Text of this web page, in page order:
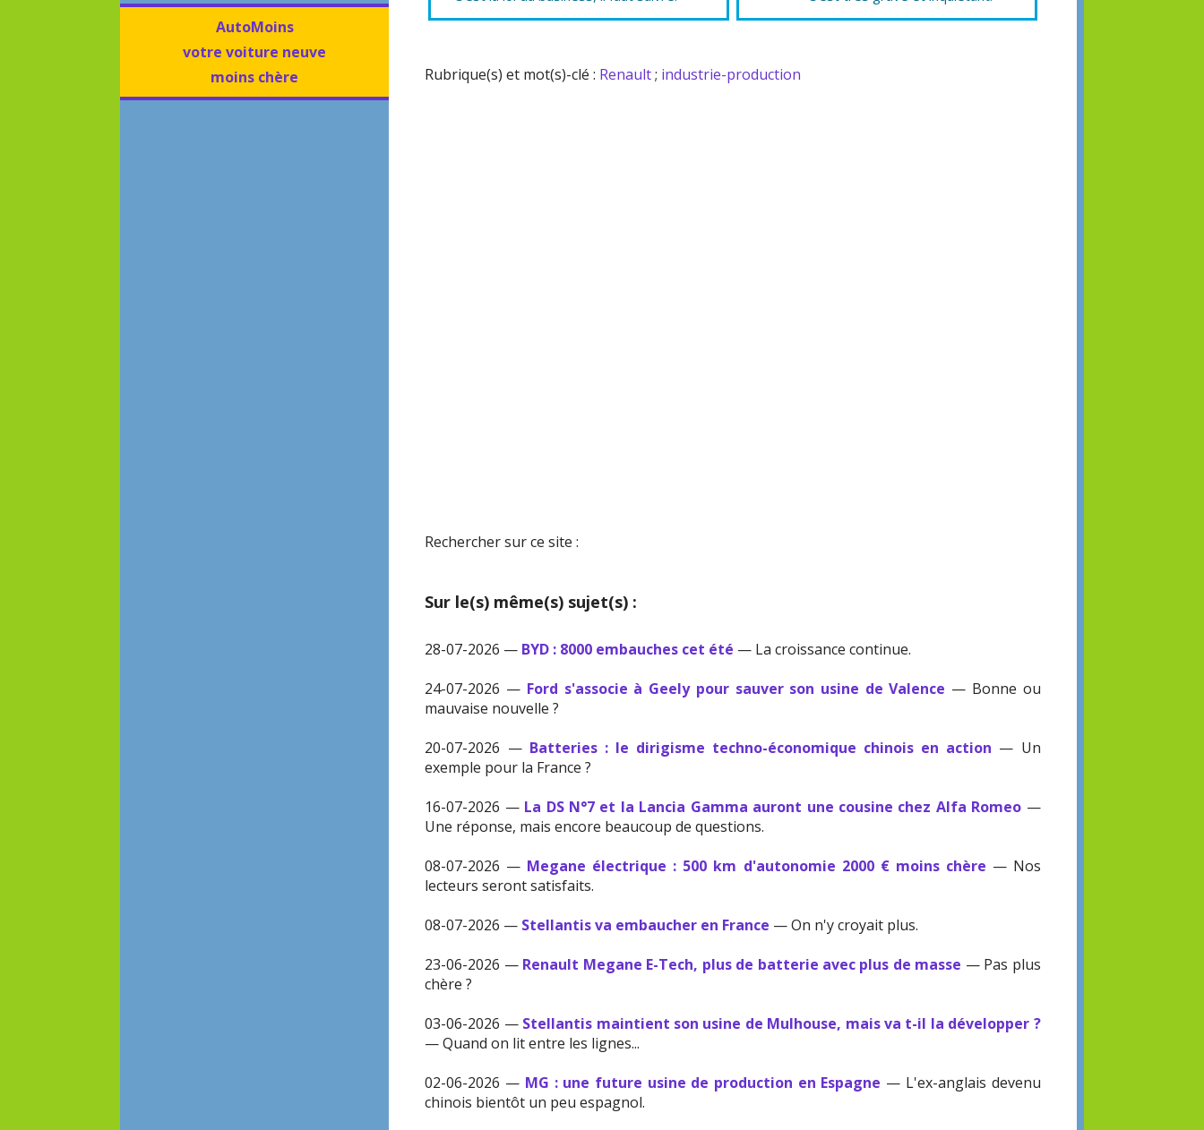
AutoMoins
votre voiture neuve
moins chère
Rubrique(s) et mot(s)-clé : Renault; industrie-production
Rechercher sur ce site :
Sur le(s) même(s) sujet(s) :
28-07-2026 — BYD : 8000 embauches cet été — La croissance continue.
24-07-2026 — Ford s'associe à Geely pour sauver son usine de Valence — Bonne ou
mauvaise nouvelle ?
20-07-2026 — Batteries : le dirigisme techno-économique chinois en action — Un
exemple pour la France ?
16-07-2026 — La DS N°7 et la Lancia Gamma auront une cousine chez Alfa Romeo —
Une réponse, mais encore beaucoup de questions.
08-07-2026 — Megane électrique : 500 km d'autonomie 2000 € moins chère — Nos
lecteurs seront satisfaits.
08-07-2026 — Stellantis va embaucher en France — On n'y croyait plus.
23-06-2026 — Renault Megane E-Tech, plus de batterie avec plus de masse — Pas plus
chère ?
03-06-2026 — Stellantis maintient son usine de Mulhouse, mais va t-il la développer ?
— Quand on lit entre les lignes...
02-06-2026 — MG : une future usine de production en Espagne — L'ex-anglais devenu
chinois bientôt un peu espagnol.